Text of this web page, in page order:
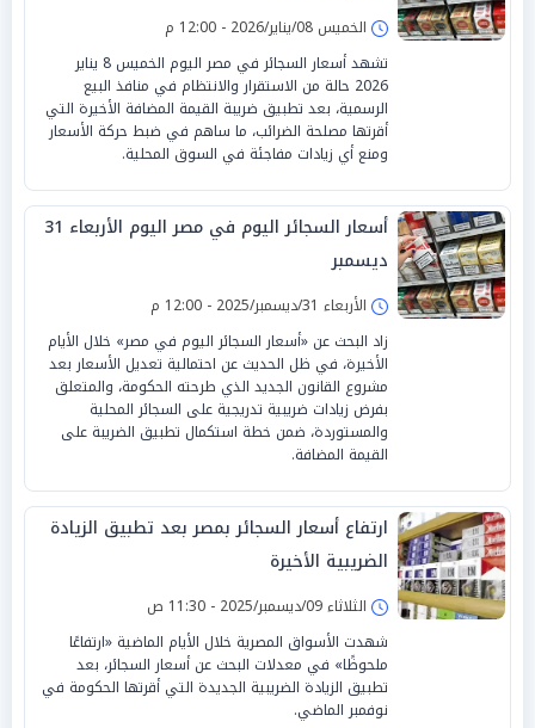
الخميس 08/يناير/2026 - 12:00 م
تشهد أسعار السجائر في مصر اليوم الخميس 8 يناير
2026 حالة من الاستقرار والانتظام في منافذ البيع
الرسمية، بعد تطبيق ضريبة القيمة المضافة الأخيرة التي
أقرتها مصلحة الضرائب، ما ساهم في ضبط حركة الأسعار
ومنع أي زيادات مفاجئة في السوق المحلية.
أسعار السجائر اليوم في مصر اليوم الأربعاء 31
ديسمبر
الأربعاء 31/ديسمبر/2025 - 12:00 م
زاد البحث عن «أسعار السجائر اليوم في مصر» خلال الأيام
الأخيرة، في ظل الحديث عن احتمالية تعديل الأسعار بعد
مشروع القانون الجديد الذي طرحته الحكومة، والمتعلق
بفرض زيادات ضريبية تدريجية على السجائر المحلية
والمستوردة، ضمن خطة استكمال تطبيق الضريبة على
القيمة المضافة.
ارتفاع أسعار السجائر بمصر بعد تطبيق الزيادة
الضريبية الأخيرة
الثلاثاء 09/ديسمبر/2025 - 11:30 ص
شهدت الأسواق المصرية خلال الأيام الماضية «ارتفاعًا
ملحوظًا» في معدلات البحث عن أسعار السجائر، بعد
تطبيق الزيادة الضريبية الجديدة التي أقرتها الحكومة في
نوفمبر الماضي.